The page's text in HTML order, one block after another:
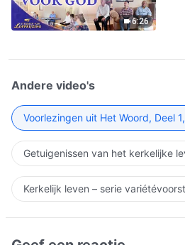
6:26
Andere video's
Voorlezingen uit Het Woord, Deel
Getuigenissen van het kerkelijke
Kerkelijk leven – serie